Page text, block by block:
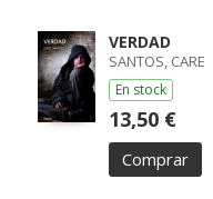
VERDAD
SANTOS, CARE
En stock
13,50 €
Comprar